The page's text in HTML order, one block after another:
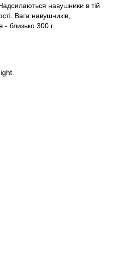
навушники в тій
Вага навушників,
близько 300 г.